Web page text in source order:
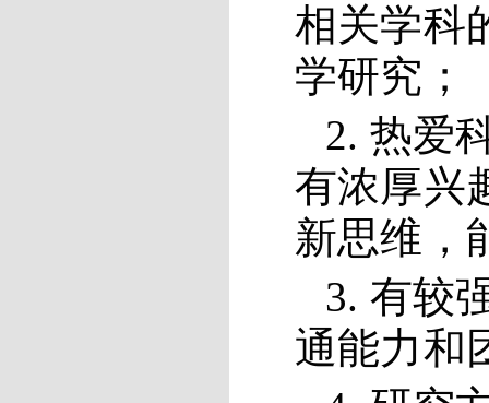
相关学科
学研究；
2. 热爱
有浓厚兴
新思维，
3. 有较
通能力和